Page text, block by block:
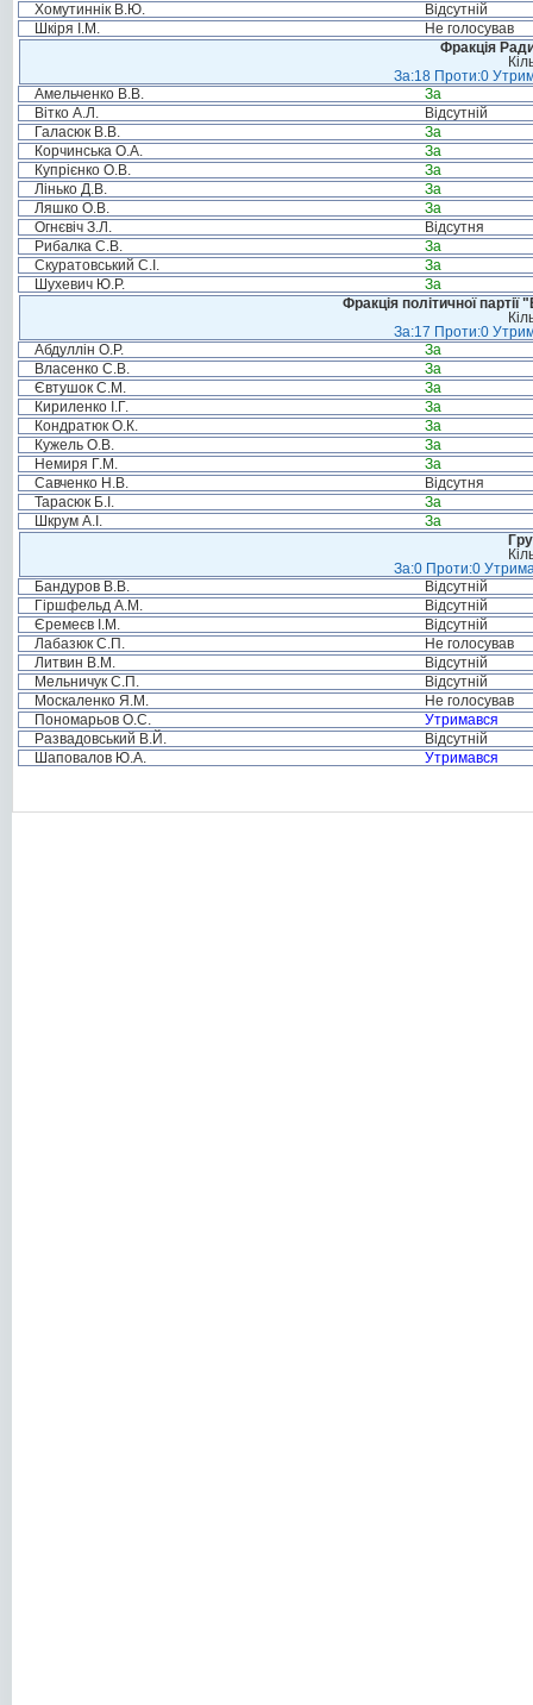
Хомутиннік В.Ю.
Відсутній
Шкіря І.М.
Не голосував
Фракція
За:18 Проти:0
Амельченко В.В.
За
Вітко А.Л.
Відсутній
Галасюк В.В.
За
Корчинська О.А.
За
Купрієнко О.В.
За
Лінько Д.В.
За
Ляшко О.В.
За
Огнєвіч З.Л.
Відсутня
Рибалка С.В.
За
Скуратовський С.І.
За
Шухевич Ю.Р.
За
Фракція політичної
За:17 Проти:0
Абдуллін О.Р.
За
Власенко С.В.
За
Євтушок С.М.
За
Кириленко І.Г.
За
Кондратюк О.К.
За
Кужель О.В.
За
Немиря Г.М.
За
Савченко Н.В.
Відсутня
Тарасюк Б.І.
За
Шкрум А.І.
За
За:0 Проти:0
Бандуров В.В.
Відсутній
Гіршфельд А.М.
Відсутній
Єремеєв І.М.
Відсутній
Лабазюк С.П.
Не голосував
Литвин В.М.
Відсутній
Мельничук С.П.
Відсутній
Москаленко Я.М.
Не голосував
Пономарьов О.С.
Утримався
Развадовський В.Й.
Відсутній
Шаповалов Ю.А.
Утримався